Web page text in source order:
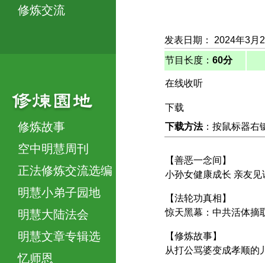
修炼交流
修炼故事
空中明慧周刊
正法修炼交流选编
明慧小弟子园地
明慧大陆法会
明慧文章专辑选
忆师恩
发表日期： 2024年3月
节目长度： 60分
在线收听
下载
下载方法：按鼠标器右
【善恶一念间】
小孙女健康成长 亲友见
【法轮功真相】
惊天黑幕：中共活体摘
【修炼故事】
从打公骂婆变成孝顺的